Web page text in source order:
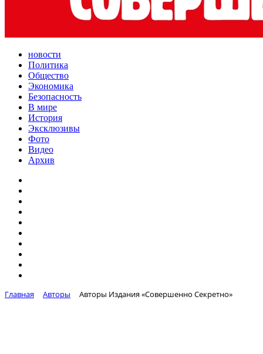
новости
Политика
Общество
Экономика
Безопасность
В мире
История
Эксклюзивы
Фото
Видео
Архив
Главная Авторы Авторы Издания «Совершенно Секретно»